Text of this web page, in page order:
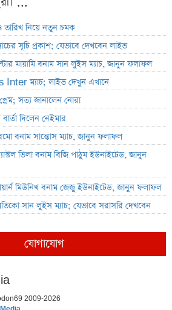
তারিখ নিয়ে নতুন চমক
সূচি প্রকাশ; যেভাবে দেখবেন লাইভ
মায়ামি বনাম সান লুইস ম্যাচ, জানুন ফলাফল
ম্যাচ; লাইভ দেখুন এখানে
সত্য জানালেন নোরা
দিলেন নেইমার
বনাম সান্তোস ম্যাচ, জানুন ফলাফল
ভিলা বনাম বিজি পাঠুম ইউনাইটেড, জানুন
মিউনিখ বনাম জেজু ইউনাইটেড, জানুন ফলাফল
সান লুইস ম্যাচ; যেভাবে সরাসরি দেখবেন
যোগাযোগ
2009-2026